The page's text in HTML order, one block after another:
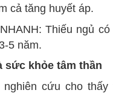
cả tăng huyết áp.
Thiếu ngủ
5 năm.
sức khỏe tâm thần
cứu cho thấy